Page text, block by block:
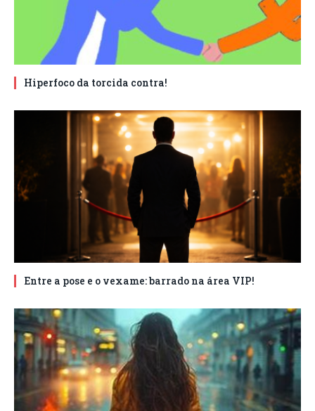
Hiperfoco da torcida contra!
Entre a pose e o vexame: barrado na área VIP!